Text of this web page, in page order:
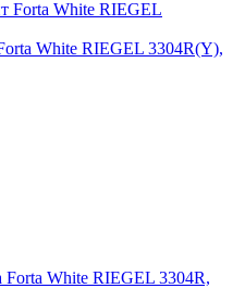
White RIEGEL 3304R(Y),